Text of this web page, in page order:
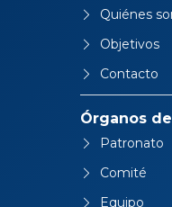
Quiénes
Objetivos
Contacto
Órganos
Patronato
Comité
Equipo